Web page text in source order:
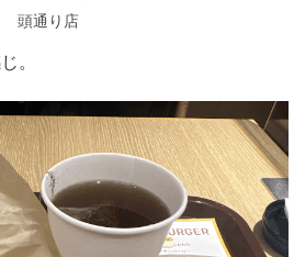
頭通り店
。